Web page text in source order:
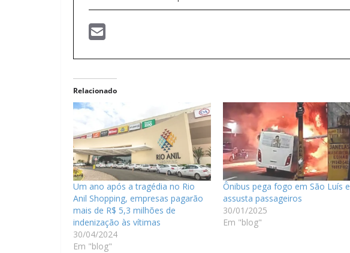
Relacionado
Um ano após a tragédia no Rio
Anil Shopping, empresas pagarão
mais de R$ 5,3 milhões de
indenização às vítimas
30/04/2024
Em "blog"
Ônibus pega fogo em São Luís e
assusta passageiros
30/01/2025
Em "blog"